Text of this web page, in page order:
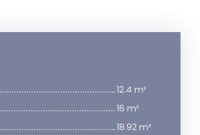
12.4 m²
16 m²
18.92 m²